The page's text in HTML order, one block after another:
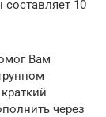
10
Вам
через